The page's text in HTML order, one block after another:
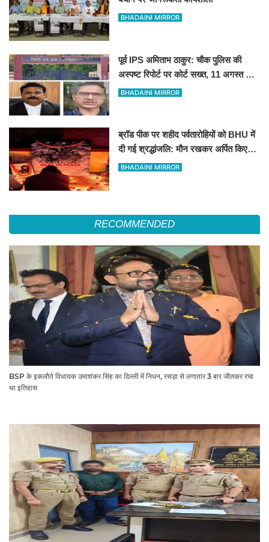
BHADAINI MIRROR
पूर्व IPS अमिताभ ठाकुर: चौक पुलिस की
अस्पष्ट रिपोर्ट पर कोर्ट सख्त, 11 अगस्त को
मांगी स्पष्ट जांच आख्या
BHADAINI MIRROR
ब्रॉड पीक पर शहीद पर्वतारोहियों को BHU में
दी गई श्रद्धांजलि: मौन रखकर अर्पित किए
पुष्प
BHADAINI MIRROR
RECOMMENDED
BSP के इकलौते विधायक उमाशंकर सिंह का दिल्ली में निधन, रसड़ा से लगातार 3 बार जीतकर रचा
था इतिहास